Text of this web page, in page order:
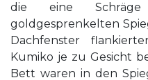
die eine
goldgesprenkelten
Dachfenster
Kumiko je zu Gesicht
Bett waren in den